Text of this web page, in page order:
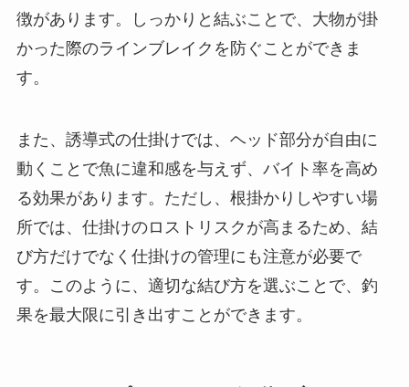
徴があります。しっかりと結ぶことで、大物が掛
かった際のラインブレイクを防ぐことができま
す。
また、誘導式の仕掛けでは、ヘッド部分が自由に
動くことで魚に違和感を与えず、バイト率を高め
る効果があります。ただし、根掛かりしやすい場
所では、仕掛けのロストリスクが高まるため、結
び方だけでなく仕掛けの管理にも注意が必要で
す。このように、適切な結び方を選ぶことで、釣
果を最大限に引き出すことができます。